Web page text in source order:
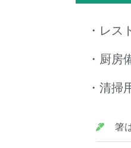
・レス
・厨房
・清
箸